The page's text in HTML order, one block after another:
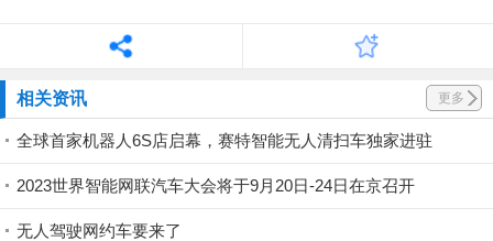
相关资讯 更多
全球首家机器人6S店启幕，赛特智能无人清扫车独家进驻
2023世界智能网联汽车大会将于9月20日-24日在京召开
无人驾驶网约车要来了